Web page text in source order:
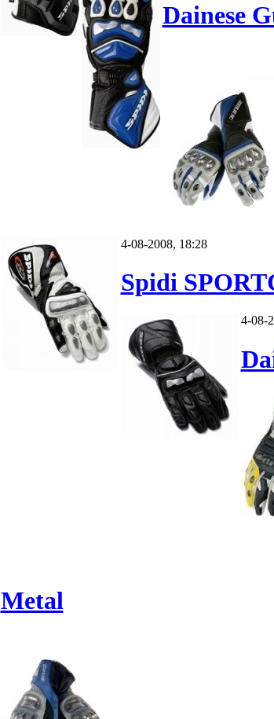
Dainese
4-08-2008, 18:28
Spidi
4-08-
Metal